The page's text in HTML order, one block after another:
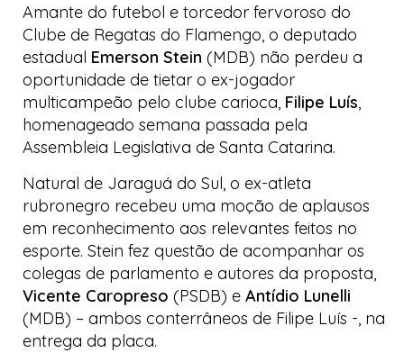
Amante do futebol e torcedor fervoroso do
Clube de Regatas do Flamengo, o deputado
estadual Emerson Stein (MDB) não perdeu a
oportunidade de tietar o ex-jogador
multicampeão pelo clube carioca, Filipe Luís,
homenageado semana passada pela
Assembleia Legislativa de Santa Catarina.
Natural de Jaraguá do Sul, o ex-atleta
rubronegro recebeu uma moção de aplausos
em reconhecimento aos relevantes feitos no
esporte. Stein fez questão de acompanhar os
colegas de parlamento e autores da proposta,
Vicente Caropreso (PSDB) e Antídio Lunelli
(MDB) – ambos conterrâneos de Filipe Luís -, na
entrega da placa.